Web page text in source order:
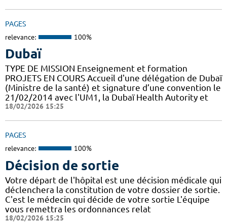
PAGES
relevance: 100%
Dubaï
TYPE DE MISSION Enseignement et formation
PROJETS EN COURS Accueil d'une délégation de Dubaï
(Ministre de la santé) et signature d’une convention le
21/02/2014 avec l'UM1, la Dubaï Health Autority et
18/02/2026 15:25
PAGES
relevance: 100%
Décision de sortie
Votre départ de l'hôpital est une décision médicale qui
déclenchera la constitution de votre dossier de sortie.
C'est le médecin qui décide de votre sortie L'équipe
vous remettra les ordonnances relat
18/02/2026 15:25